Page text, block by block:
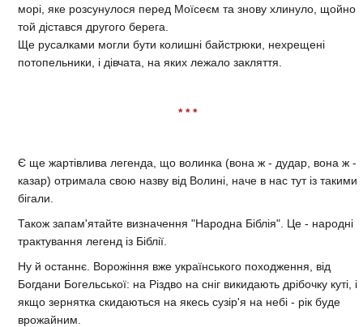
морі, яке розсунулося перед Моїсеєм та знову хлинуло, щойно
той дістався другого берега.
Ще русалками могли бути колишні байстрюки, нехрещені
потопельники, і дівчата, на яких лежало закляття.
* * *
Є ще жартівлива легенда, що волинка (вона ж - дудар, вона ж -
казар) отримала свою назву від Волині, наче в нас тут із такими
бігали.
Також запам'ятайте визначення "Народна Біблія". Це - народні
трактування легенд із Біблії.
Ну й останнє. Ворожіння вже українського походження, від
Богдани Богельської: на Різдво на сніг викидають дрібочку куті, і
якщо зернятка скидаються на якесь сузір'я на небі - рік буде
врожайним.